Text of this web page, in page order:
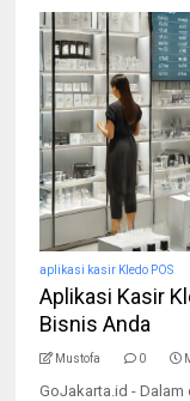
aplikasi kasir Kledo POS
Aplikasi Kasir
Bisnis Anda
Mustofa 0
GoJakarta.id -